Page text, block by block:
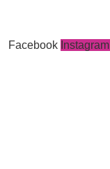
Facebook Instagram